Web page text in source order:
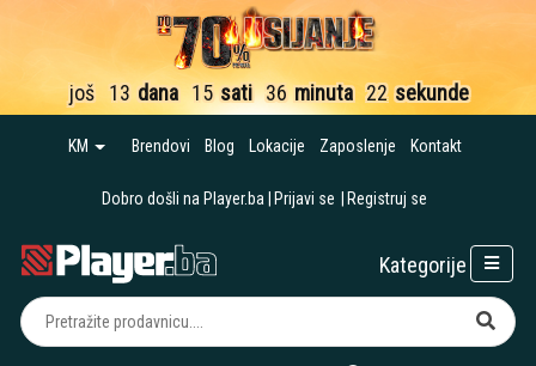
još 13 dana 15 sati 36 minuta 21 sekund
KM Brendovi Blog Lokacije Zaposlenje Kontakt
Dobro došli na Player.ba Prijavi se Registruj se
Kategorije